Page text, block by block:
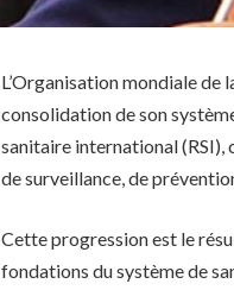
L’Organisation mondiale de
consolidation de son
sanitaire international (RSI),
de surveillance, de
Cette progression est le
fondations du système de